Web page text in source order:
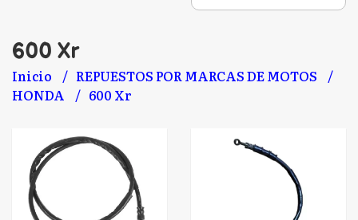
600 Xr
Inicio
REPUESTOS POR MARCAS DE MOTOS
HONDA
600 Xr